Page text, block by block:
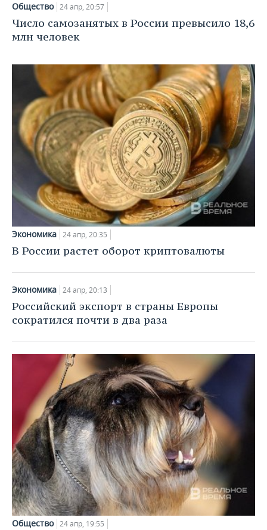
Общество 24 апр, 20:57
Число самозанятых в России превысило 18,6
млн человек
Экономика 24 апр, 20:35
В России растет оборот криптовалюты
Экономика 24 апр, 20:13
Российский экспорт в страны Европы
сократился почти в два раза
Общество 24 апр, 19:55